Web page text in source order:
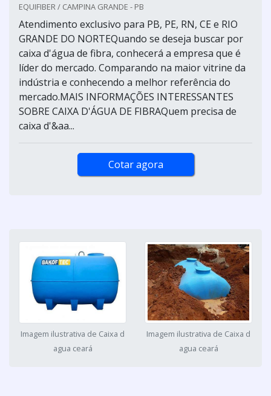
EQUIFIBER / CAMPINA GRANDE - PB
Atendimento exclusivo para PB, PE, RN, CE e RIO
GRANDE DO NORTEQuando se deseja buscar por
caixa d'água de fibra, conhecerá a empresa que é
líder do mercado. Comparando na maior vitrine da
indústria e conhecendo a melhor referência do
mercado.MAIS INFORMAÇÕES INTERESSANTES
SOBRE CAIXA D'ÁGUA DE FIBRAQuem precisa de
caixa d'&aa...
Cotar agora
Imagem ilustrativa de Caixa d
agua ceará
Imagem ilustrativa de Caixa d
agua ceará